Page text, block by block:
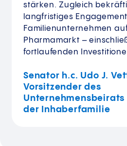
stärken. Zugleich
langfristiges
Familienunternehmen
Pharmamarkt –
fortlaufenden
Senator h.c. Udo J.
Vorsitzender des
Unternehmensbeirats
der Inhaberfamilie